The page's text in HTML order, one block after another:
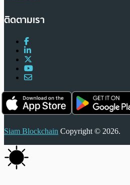
ติดตามเรา
Siam Blockchain Copyright © 2026.